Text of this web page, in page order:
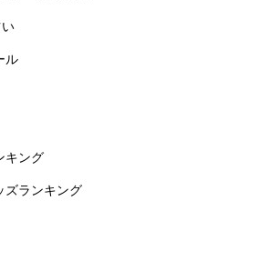
ル
キング
ズランキング